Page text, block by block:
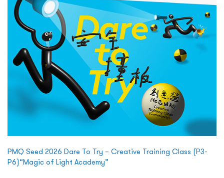
PMQ Seed 2026 Dare To Try – Creative Training Class (P3-
P6)“Magic of Light Academy”